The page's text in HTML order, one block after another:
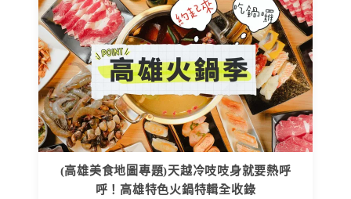
(高雄美食地圖專題)天越冷吱吱身就要熱呼
呼！高雄特色火鍋特輯全收錄